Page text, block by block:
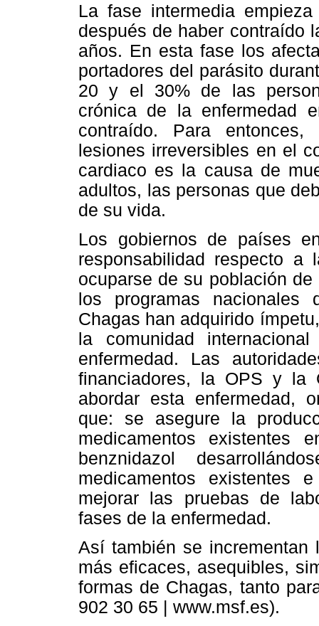
La fase intermedia
después de haber contraído
años. En esta fase los
portadores del parásito
20 y el 30% de las
crónica de la enfermedad
contraído. Para entonces,
lesiones irreversibles en el
cardiaco es la causa de
adultos, las personas que
de su vida.
Los gobiernos de países
responsabilidad respecto a
ocuparse de su población
los programas
Chagas han adquirido
la comunidad
enfermedad. Las
financiadores, la OPS y la
abordar esta enfermedad,
que: se asegure la
medicamentos
benznidazol
medicamentos existentes
mejorar las pruebas de
fases de la enfermedad.
Así también se incrementan
más eficaces, asequibles,
formas de Chagas, tanto
902 30 65 | www.msf.es).